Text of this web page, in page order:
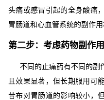
头痛或感冒引起的全身酸痛
胃肠道和心血管系统的副作用
第二步：考虑药物副作用
不同的止痛药有不同的副
且效果显著，但长期服用可
昔布对胃肠道的影响较小，